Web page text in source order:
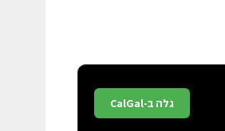
גלה ב-CalGal